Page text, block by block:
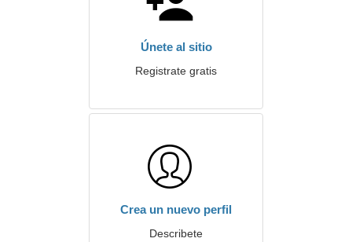
Únete al sitio
Registrate gratis
Crea un nuevo perfil
Describete